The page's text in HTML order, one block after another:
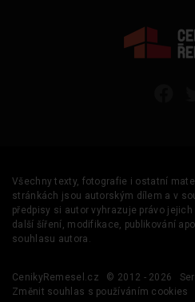
Všechny texty, fotografie i ostatní
stránkách jsou autorským dílem a v
předpisy si autor vyhrazuje právo
další šíření, modifikace, publikování
souhlasu autora.
CenikyRemesel.cz © 2012 - 2026
Změnit souhlas s používáním cookies